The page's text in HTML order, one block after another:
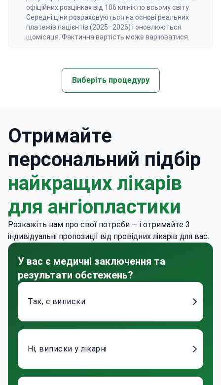
офіційних розцінках від 106 клінік по всьому світу.
Середні ціни розраховуються на основі реальних
платежів пацієнтів (2025–2026) і оновлюються
щомісяця. Фактична вартість може варіюватися.
Виберіть процедуру
Отримайте
персональний підбір
найкращих лікарів
для ангіопластики
Розкажіть нам про свої потреби — і отримайте 3
індивідуальні пропозиції від провідних лікарів для вас.
У вас є медичні заключення та
результати обстежень?
Так, є виписки
Ні, виписки у лікарні